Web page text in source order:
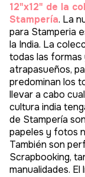
Set de 10
12"x12" de la
Stampería. La
para Stamperia
la India. La
todas las formas
atrapasueños,
predominan los
llevar a cabo
cultura india
de Stampería
papeles y fotos
También son
Scrapbooking,